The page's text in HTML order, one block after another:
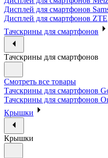
Дисплей для смартфонов
Дисплей для смартфонов ZTE
Тачскрины для смартфонов
Тачскрины для смартфонов
Смотреть все товары
Тачскрины для смартфонов
Тачскрины для смартфонов
Крышки
Крышки